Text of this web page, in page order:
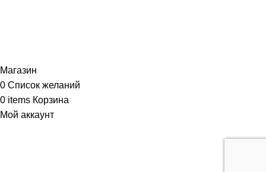
Магазин
0 Список желаний
0 items Корзина
Мой аккаунт